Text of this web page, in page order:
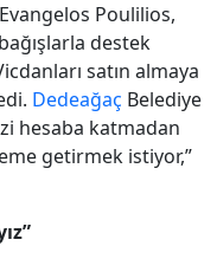
Poulilios,
destek
satın almaya
Dedeağaç Belediye
hesaba katmadan
getirmek istiyor,”